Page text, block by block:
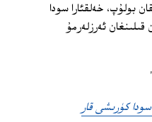
بولۇپ، خەلقئارا سودا
ئەرزلەرمۇ
كۈرىشى قار